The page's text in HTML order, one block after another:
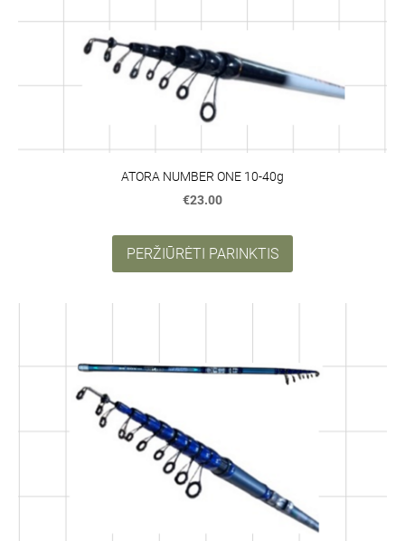
ATORA NUMBER ONE 10-40g
€23.00
PERŽIŪRĖTI PARINKTIS